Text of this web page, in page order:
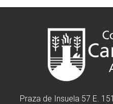
Praza de Insuela 57 E.